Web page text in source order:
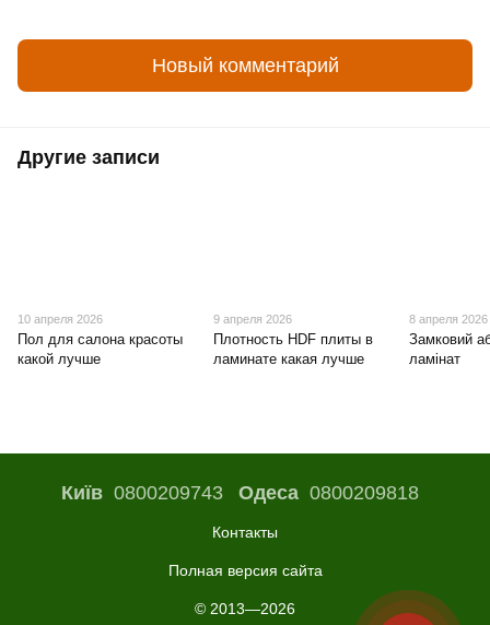
Новый комментарий
Другие записи
10 апреля 2026
Пол для салона красоты
какой лучше
9 апреля 2026
Плотность HDF плиты в
ламинате какая лучше
8 апреля 2026
Замковий
ламінат
Київ0800209743 Одеса0800209818
Контакты
Полная версия сайта
© 2013—2026